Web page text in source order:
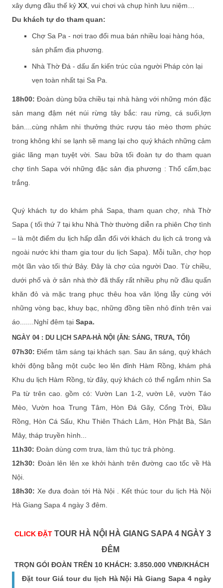
xây dựng đầu thế kỷ XX , vui chơi và chụp hình lưu niệm…
Du khách tự do tham quan:
Chợ Sa Pa - nơi trao đổi mua bán nhiều loại hàng hóa,
sản phẩm địa phương.
Nhà Thờ Đá - dấu ấn kiến trúc của người Pháp còn lại
vẹn toàn nhất tại Sa Pa.
18h00:Đoàn dùng bữa chiều tại nhà hàng với những món đặc
sản mang đậm nét núi rừng tây bắc: rau rừng, cá suối,lợn
bản....cùng nhâm nhi thưởng thức rượu táo mèo thơm phức
trong không khí se lạnh sẽ mang lại cho quý khách những cảm
giác lãng mạn tuyệt vời. Sau bữa tối đoàn tự do tham quan
chợ tình Sapa với những đặc sản địa phương : Thổ cẩm,bạc
trắng.
Quý khách tự do khám phá Sapa, tham quan chợ, nhà Thờ
Sapa ( tối thứ 7 tại khu Nhà Thờ thường diễn ra phiên Chợ tình
– là một điểm du lịch hấp dẫn đối với khách du lịch cả trong và
ngoài nước khi tham gia tour du lịch Sapa). Mỗi tuần, chợ họp
một lần vào tối thứ Bảy. Ðây là chợ của người Dao. Từ chiều,
dưới phố và ở sân nhà thờ đã thấy rất nhiều phụ nữ đầu quấn
khăn đỏ và mặc trang phục thêu hoa văn lộng lẫy cùng với
những vòng bạc, khuy bạc, những đồng tiền nhỏ đính trên vai
áo.......Nghỉ đêm tại Sapa.
NGÀY 04 : DU LỊCH SAPA-HÀ NỘI (ĂN: SÁNG, TRƯA, TỐI)
07h30: Điểm tâm sáng tại khách sạn. Sau ăn sáng, quý khách
khởi động bằng một cuộc leo lên đỉnh Hàm Rồng, khám phá
Khu du lịch Hàm Rồng, từ đây, quý khách có thể ngắm nhìn Sa
Pa từ trên cao. gồm có: Vườn Lan 1-2, vườn Lê, vườn Táo
Mèo, Vườn hoa Trung Tâm, Hòn Đá Gãy, Cổng Trời, Đầu
Rồng, Hòn Cá Sấu, Khu Thiên Thách Lâm, Hòn Phật Bà, Sân
Mây, tháp truyền hình...
​11h30: Đoàn dùng cơm trưa, làm thủ tục trả phòng.
12h30: Đoàn lên lên xe khởi hành trên đường cao tốc về Hà
Nội.
18h30: Xe đưa đoàn tới Hà Nội . Kết thúc tour du lịch Hà Nội
Hà Giang Sapa 4 ngày 3 đêm.
CLICK ĐẶT TOUR HÀ NỘI HÀ GIANG SAPA 4 NGÀY 3
ĐÊM
TRỌN GÓI ĐOÀN TRÊN 10 KHÁCH: 3.850.000 VNĐ/KHÁCH
Đặt tour Giá tour du lịch Hà Nội Hà Giang Sapa 4 ngày